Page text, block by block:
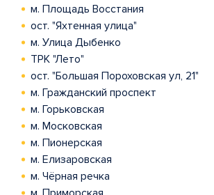
м. Площадь Восстания
ост. "Яхтенная улица"
м. Улица Дыбенко
ТРК "Лето"
ост. "Большая Пороховская ул, 21"
м. Гражданский проспект
м. Горьковская
м. Московская
м. Пионерская
м. Елизаровская
м. Чёрная речка